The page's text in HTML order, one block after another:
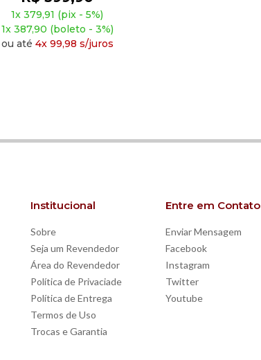
1x 379,91 (pix - 5%)
1x 387,90 (boleto - 3%)
ou até 4x 99,98 s/juros
Institucional
Sobre
Seja um Revendedor
Área do Revendedor
Política de Privaciade
Política de Entrega
Termos de Uso
Trocas e Garantia
Entre em Contato
Enviar Mensagem
Facebook
Instagram
Twitter
Youtube